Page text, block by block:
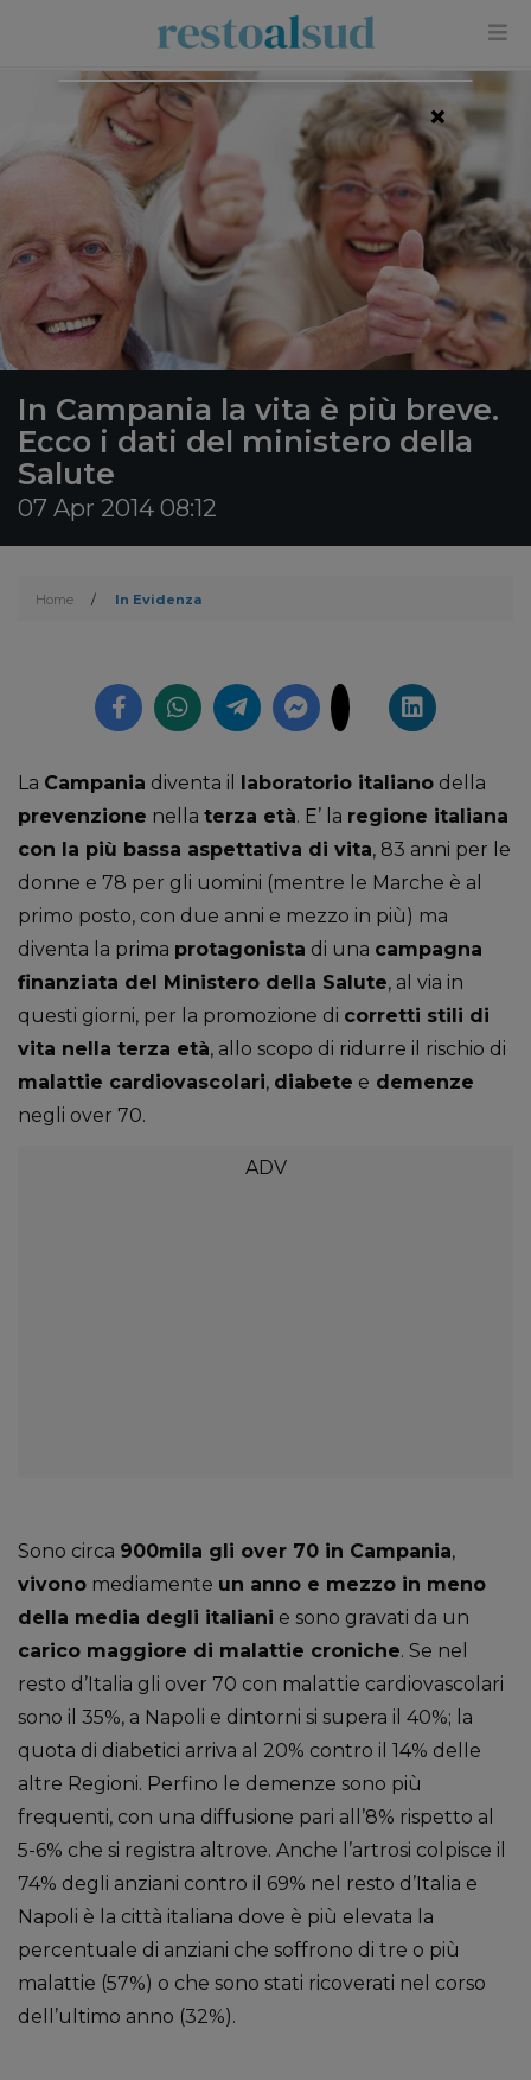
In Campania la vita è più breve.
Ecco i dati del ministero della
Salute
07 Apr 2014 08:12
Home / In Evidenza
La Campania diventa il laboratorio italiano della
prevenzione nella terza età. E’ la regione italiana
con la più bassa aspettativa di vita, 83 anni per le
donne e 78 per gli uomini (mentre le Marche è al
primo posto, con due anni e mezzo in più) ma
diventa la prima protagonista di una campagna
finanziata del Ministero della Salute, al via in
questi giorni, per la promozione di corretti stili di
vita nella terza età, allo scopo di ridurre il rischio di
malattie cardiovascolari, diabete e demenze
negli over 70.
Sono circa 900mila gli over 70 in Campania,
vivono mediamente un anno e mezzo in meno
della media degli italiani e sono gravati da un
carico maggiore di malattie croniche. Se nel
resto d’Italia gli over 70 con malattie cardiovascolari
sono il 35%, a Napoli e dintorni si supera il 40%; la
quota di diabetici arriva al 20% contro il 14% delle
altre Regioni. Perfino le demenze sono più
frequenti, con una diffusione pari all’8% rispetto al
5-6% che si registra altrove. Anche l’artrosi colpisce il
74% degli anziani contro il 69% nel resto d’Italia e
Napoli è la città italiana dove è più elevata la
percentuale di anziani che soffrono di tre o più
malattie (57%) o che sono stati ricoverati nel corso
dell’ultimo anno (32%).
×